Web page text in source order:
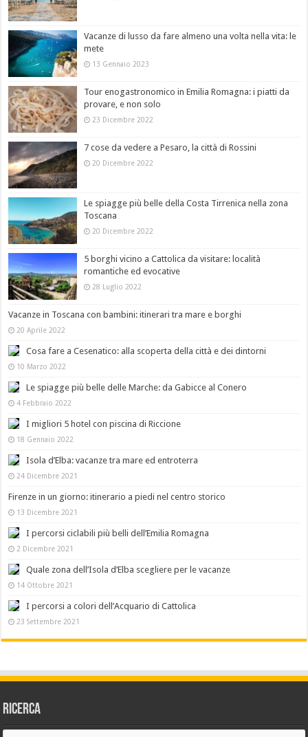
Vacanze di lusso da fare almeno una volta nella vita: le
mete
13 Gennaio 2023
Tour enogastronomico in Emilia Romagna: i piatti da
provare, e non solo
23 Dicembre 2022
7 cose da vedere a Pesaro, la città di Rossini
20 Dicembre 2022
Le spiagge più belle della Costa Tirrenica nella zona
Toscana
20 Dicembre 2022
5 borghi vicino a Cattolica da visitare: località
romantiche ed evocative
28 Luglio 2022
Vacanze in Toscana con bambini: itinerari tra mare e borghi
20 Aprile 2022
Cosa fare a Cesenatico: alla scoperta della città e dei dintorni
10 Marzo 2022
Le spiagge più belle delle Marche: da Gabicce al Conero
4 Febbraio 2022
I migliori 5 hotel con piscina di Riccione
18 Gennaio 2022
Isola d’Elba: vacanze tra mare ed entroterra
24 Dicembre 2021
Firenze in un giorno: itinerario a piedi nel centro storico
13 Dicembre 2021
I percorsi ciclabili più belli dell’Emilia Romagna
2 Dicembre 2021
Quale zona dell’Isola d’Elba scegliere per le vacanze
14 Ottobre 2021
I percorsi a colori dell’Acquario di Cattolica
23 Settembre 2021
Ricerca